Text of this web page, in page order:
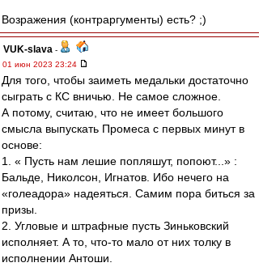
Возражения (контраргументы) есть? ;)
VUK-slava -
01 июн 2023 23:24
Для того, чтобы заиметь медальки достаточно
сыграть с КС вничью. Не самое сложное.
А потому, считаю, что не имеет большого
смысла выпускать Промеса с первых минут в
основе:
1. « Пусть нам лешие попляшут, попоют...» :
Бальде, Николсон, Игнатов. Ибо нечего на
«голеадора» надеяться. Самим пора биться за
призы.
2. Угловые и штрафные пусть Зиньковский
исполняет. А то, что-то мало от них толку в
исполнении Антоши.